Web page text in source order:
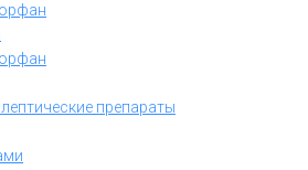
препараты